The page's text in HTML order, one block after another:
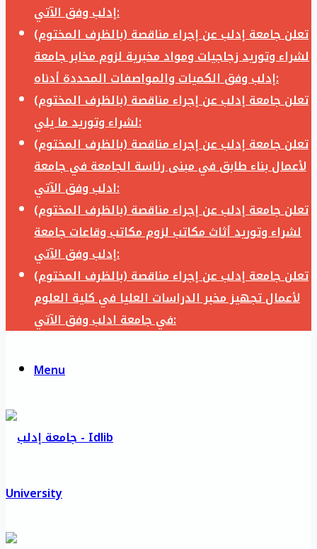
إدلب وفق الآتي:
تعلن جامعة إدلب عن إجراء مناقصة (بالظرف المختوم)
لشراء وتوريد زجاجيات ومواد مخبرية لزوم مخابر جامعة
إدلب وفق الكميات والمواصفات المحددة أدناه:
تعلن جامعة إدلب عن إجراء مناقصة (بالظرف المختوم)
لشراء وتوريد ما يلي:
تعلن جامعة إدلب عن إجراء مناقصة (بالظرف المختوم)
لأعمال بناء طابق في مبنى رئاسة الجامعة في جامعة
ادلب وفق الآتي:
تعلن جامعة إدلب عن إجراء مناقصة (بالظرف المختوم)
لشراء وتوريد أثاث مكاتب لزوم مكاتب وقاعات جامعة
إدلب وفق الآتي:
تعلن جامعة إدلب عن إجراء مناقصة (بالظرف المختوم)
لأعمال تجهيز مخبر الدراسات العليا في كلية العلوم
في جامعة ادلب وفق الآتي:
Menu